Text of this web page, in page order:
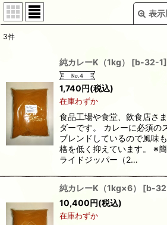
表
並び順:
絞り込む
3件
純カレーK（1kg） [b-32-1]
1,740円(税込)
在庫わずか
食品工場や食堂、飲食店さ
ダーです。 カレーに必須の
ブレンドしているので風味
格を低く抑えています。 ※
ライドジッパー（2…
純カレーK（1kg×6） [b-
10,400円(税込)
在庫わずか